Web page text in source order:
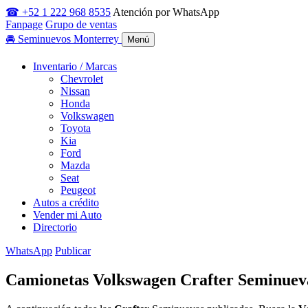
☎ +52 1 222 968 8535 Atención por WhatsApp
Fanpage Grupo de ventas
🚘 Seminuevos Monterrey Menú
Inventario / Marcas
Chevrolet
Nissan
Honda
Volkswagen
Toyota
Kia
Ford
Mazda
Seat
Peugeot
Autos a crédito
Vender mi Auto
Directorio
WhatsApp Publicar
Camionetas Volkswagen Crafter